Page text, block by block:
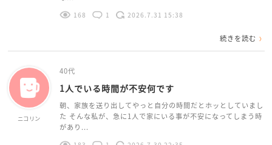
168 1 2026.7.31 15:38
続きを読む
ニコリン
40代
1人でいる時間が不安何です
朝、家族を送り出してやっと自分の時間だとホッとしていまし
た そんな私が、急に1人で家にいる事が不安になってしまう時
があり...